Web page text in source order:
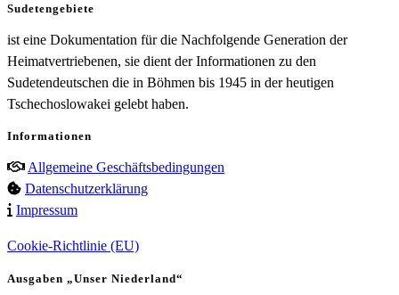
Sudetengebiete
ist eine Dokumentation für die Nachfolgende Generation der
Heimatvertriebenen, sie dient der Informationen zu den
Sudetendeutschen die in Böhmen bis 1945 in der heutigen
Tschechoslowakei gelebt haben.
Informationen
Allgemeine Geschäftsbedingungen
Datenschutzerklärung
Impressum
Cookie-Richtlinie (EU)
Ausgaben „Unser Niederland“